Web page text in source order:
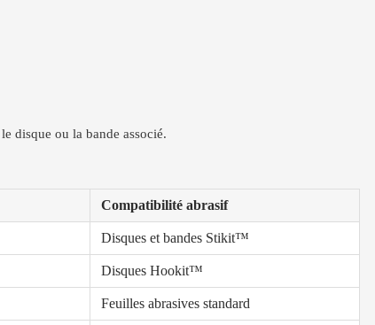
disque ou la bande associé.
Compatibilité abrasif
Disques et bandes Stikit™
Disques Hookit™
Feuilles abrasives standard